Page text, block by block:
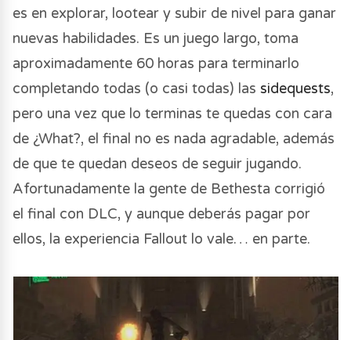
es en explorar, lootear y subir de nivel para ganar
nuevas habilidades. Es un juego largo, toma
aproximadamente 60 horas para terminarlo
completando todas (o casi todas) las sidequests,
pero una vez que lo terminas te quedas con cara
de ¿What?, el final no es nada agradable, además
de que te quedan deseos de seguir jugando.
Afortunadamente la gente de Bethesta corrigió
el final con DLC, y aunque deberás pagar por
ellos, la experiencia Fallout lo vale… en parte.